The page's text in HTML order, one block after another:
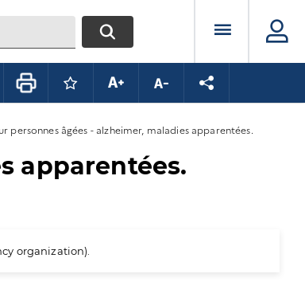
RECHERCHERMenu
Connectez-vous pour mettre ce
Augmenter la taille du texte
Diminuer la taille du
Partager la
personnes âgées - alzheimer, maladies apparentées.
apparentées.
organization).